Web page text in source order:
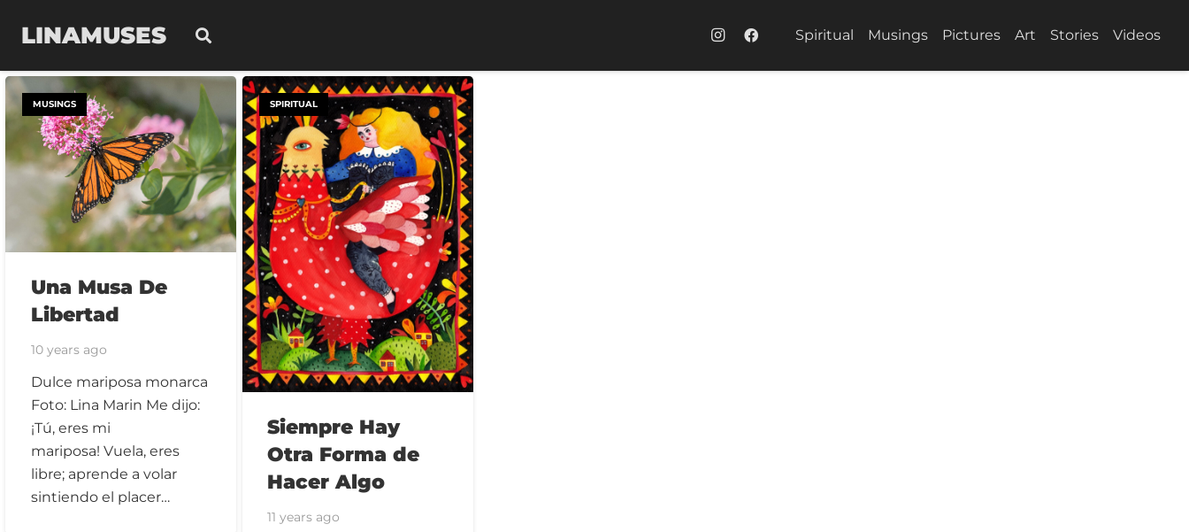
LINAMUSES Spiritual Musings Pictures Art Stories Videos
MUSINGS
Una Musa De
Libertad
10 years ago
Dulce mariposa monarca
Foto: Lina Marin Me dijo:
¡Tú, eres mi
mariposa! Vuela, eres
libre; aprende a volar
sintiendo el placer…
SPIRITUAL
Siempre Hay
Otra Forma de
Hacer Algo
11 years ago